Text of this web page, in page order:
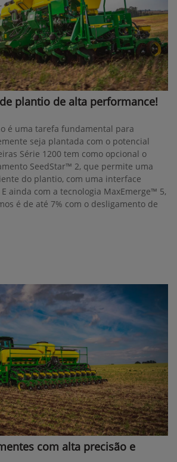
plantio de alta performance!
é uma tarefa fundamental para
seja plantada com o potencial
Série 1200 tem como opcional o
SeedStar™ 2, que permite uma
do plantio, com uma interface
ainda com a tecnologia MaxEmerge™ 5,
é de até 7% com o desligamento de
com alta precisão e